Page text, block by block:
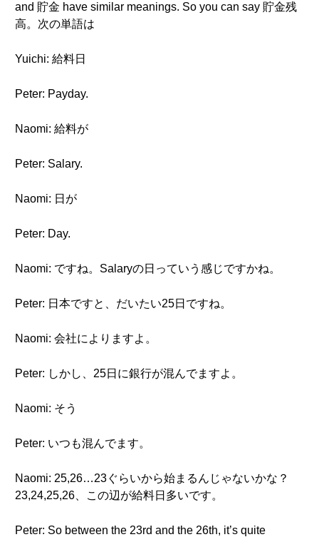
and 貯金 have similar meanings. So you can say 貯金残
高。次の単語は
Yuichi: 給料日
Peter: Payday.
Naomi: 給料が
Peter: Salary.
Naomi: 日が
Peter: Day.
Naomi: ですね。Salaryの日っていう感じですかね。
Peter: 日本ですと、だいたい25日ですね。
Naomi: 会社によりますよ。
Peter: しかし、25日に銀行が混んでますよ。
Naomi: そう
Peter: いつも混んでます。
Naomi: 25,26…23ぐらいから始まるんじゃないかな？
23,24,25,26、この辺が給料日多いです。
Peter: So between the 23rd and the 26th, it’s quite